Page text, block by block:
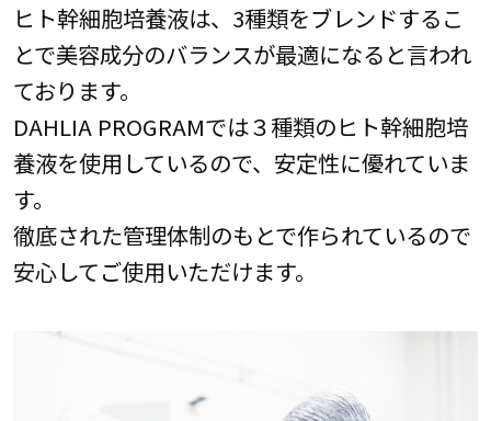
ヒト幹細胞培養液は、3種類をブレンドするこ
とで美容成分のバランスが最適になると言われ
ております。
DAHLIA PROGRAMでは３種類のヒト幹細胞培
養液を使用しているので、安定性に優れていま
す。
徹底された管理体制のもとで作られているので
安心してご使用いただけます。